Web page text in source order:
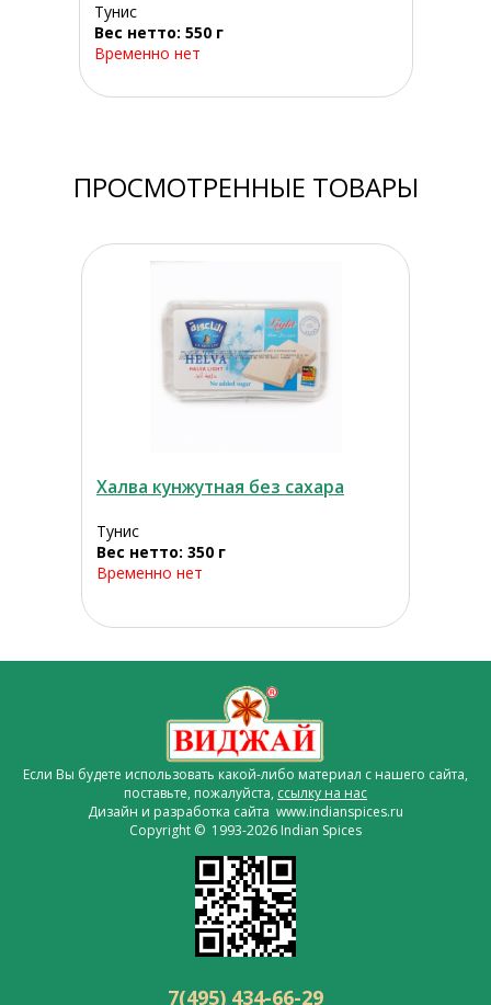
Тунис
Вес нетто: 550 г
Временно нет
ПРОСМОТРЕННЫЕ ТОВАРЫ
Халва кунжутная без сахара
Тунис
Вес нетто: 350 г
Временно нет
Если Вы будете использовать какой-либо материал с нашего сайта,
поставьте, пожалуйста, ссылку на нас
Дизайн и разработка сайта www.indianspices.ru
Copyright © 1993-2026 Indian Spices
7(495) 434-66-29